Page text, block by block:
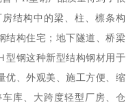
结构中的梁、柱、檩条构
结构住宅；地下隧道、桥梁
型钢这种新型结构钢材用于
优、外观美、施工方便、缩
库、大跨度轻型厂房、仓